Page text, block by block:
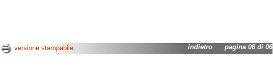
versione stampabile indietropagina 06 di 06